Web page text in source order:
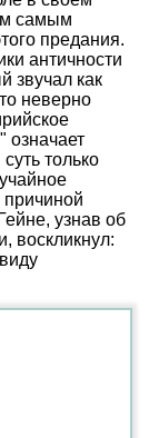
самым
предания.
античности
звучал как
неверно
означает
только
причиной
узнав об
воскликнул: